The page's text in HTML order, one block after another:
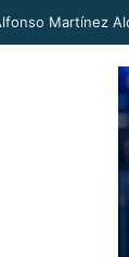
a proceso al